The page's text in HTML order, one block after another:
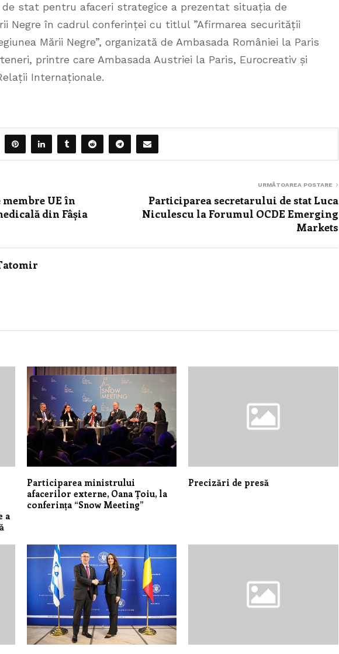
stat pentru afaceri strategice a prezentat situația de
Negre în cadrul conferinței cu titlul ”Afirmarea securității
Mării Negre”, organizată de Ambasada României la Paris
printre care Ambasada Austriei la Paris, Eurocreativ și
Internaționale.
UE în
din Fâșia
URMĂTOAREA POSTARE
Participarea secretarului de stat Luca
Niculescu la Forumul OCDE Emerging
Markets
a
Participarea ministrului
afacerilor externe, Oana Țoiu, la
conferința “Snow Meeting”
Precizări de presă